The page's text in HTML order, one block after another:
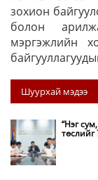
зохион
болон
мэргэжлийн
Шуурхай мэдээ
“Нэг
төслийг